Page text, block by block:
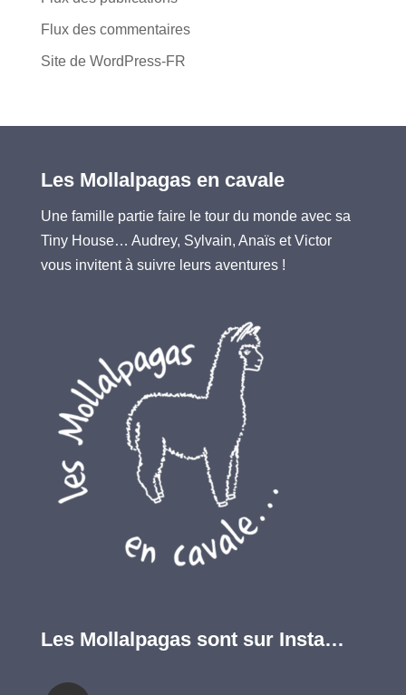
Flux des commentaires
Site de WordPress-FR
Les Mollalpagas en cavale
Une famille partie faire le tour du monde avec sa
Tiny House… Audrey, Sylvain, Anaïs et Victor
vous invitent à suivre leurs aventures !
Les Mollalpagas sont sur Insta…